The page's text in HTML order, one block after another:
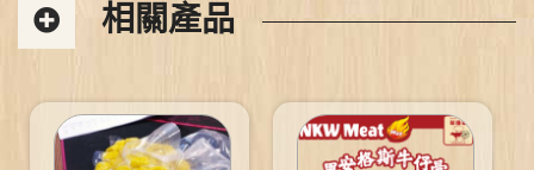
相關產品